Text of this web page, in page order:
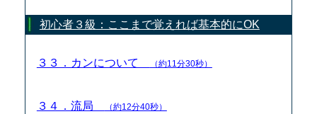
初心者３級：ここまで覚えれば基本的にOK
３３．カンについて （約11分30秒）
３４．流局 （約12分40秒）